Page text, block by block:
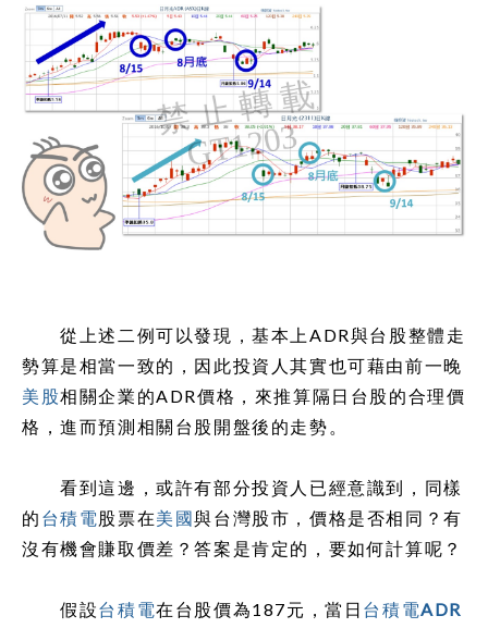
從上述二例可以發現，基本上ADR與台股整體走
勢算是相當一致的，因此投資人其實也可藉由前一晚
美股相關企業的ADR價格，來推算隔日台股的合理價
格，進而預測相關台股開盤後的走勢。
看到這邊，或許有部分投資人已經意識到，同樣
的 台積電 股票在美國與台灣股市，價格是否相同？有
沒有機會賺取價差？答案是肯定的，要如何計算呢？
假設台積電在台股價為187元，當日 台積電ADR